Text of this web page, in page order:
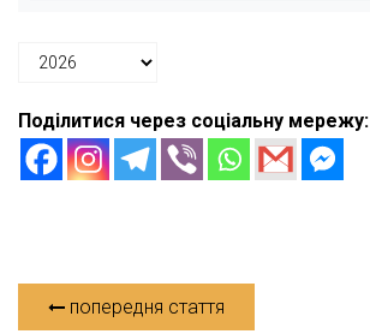
Поділитися через соціальну мережу:
попередня стаття